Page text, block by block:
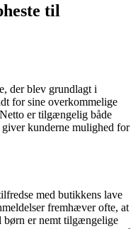
til
der blev grundlagt i
for sine overkommelige
er tilgængelig både
kunderne mulighed for
med butikkens lave
fremhæver ofte, at
børn er nemt tilgængelige